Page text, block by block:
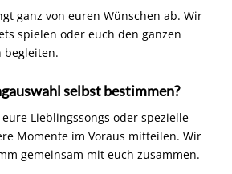
ganz von euren Wünschen ab. Wir
spielen oder euch den ganzen
begleiten.
selbst bestimmen?
Lieblingssongs oder spezielle
Momente im Voraus mitteilen. Wir
gemeinsam mit euch zusammen.